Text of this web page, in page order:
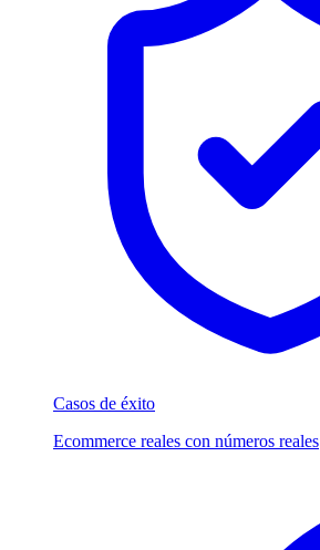
Casos de éxito
Ecommerce reales con números reales